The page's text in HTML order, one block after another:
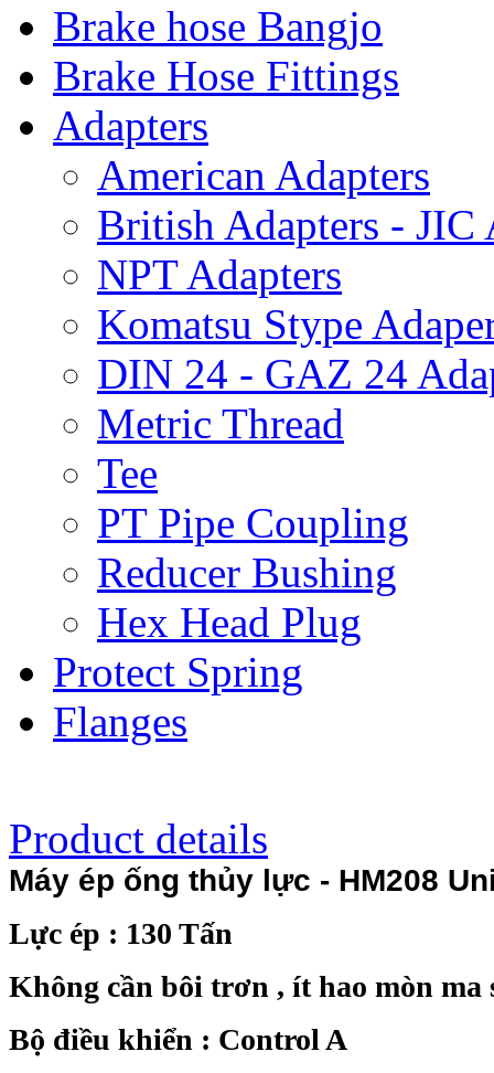
Brake hose Bangjo
Brake Hose Fittings
Adapters
American Adapters
British Adapters - JIC
NPT Adapters
Komatsu Stype
DIN 24 - GAZ 24
Metric Thread
Tee
PT Pipe Coupling
Reducer Bushing
Hex Head Plug
Protect Spring
Flanges
Product details
Máy ép ống thủy lực - HM208
Lực ép : 130 Tấn
Không cần bôi trơn , ít hao mòn
Bộ điều khiển : Control A